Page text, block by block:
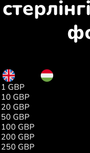
GBP
1 GBP
10 GBP
20 GBP
50 GBP
100 GBP
200 GBP
250 GBP